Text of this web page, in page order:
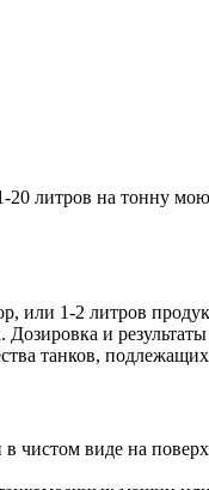
20 литров на тонну
или 1-2 литров
и результаты
танков,
виде на